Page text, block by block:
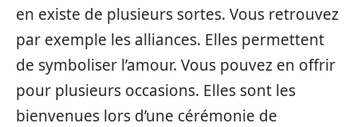
en existe de plusieurs sortes. Vous retrouvez
par exemple les alliances. Elles permettent
de symboliser l’amour. Vous pouvez en offrir
pour plusieurs occasions. Elles sont les
bienvenues lors d’une cérémonie de